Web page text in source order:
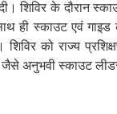
शिविर के दौरान
ही स्काउट एवं गाइड
शिविर को राज्य
अनुभवी स्काउट